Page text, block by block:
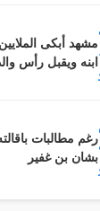
مشهد أبكى
ابنه ويقبل رأس
رغم مطالبات
بشان بن غفير